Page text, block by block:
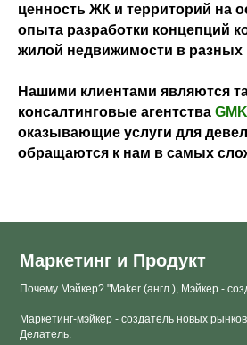
ценность ЖК и территорий на
опыта разработки концепций
жилой недвижимости в разных
Нашими клиентами являются
консалтинговые агентства GMK
оказывающие услуги для
обращаются к нам в самых
Маркетинг и Продукт
Почему Мэйкер? "Maker (англ.), Мэйкер -
Маркетинг-мэйкер - создатель новых
Делатель.